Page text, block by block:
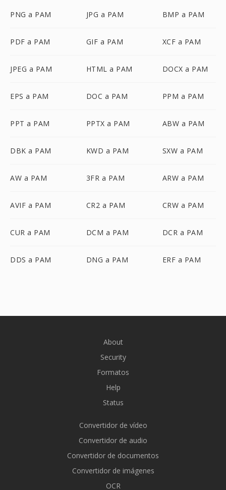
PNG a PAM JPG a PAM BMP a PAM
PDF a PAM GIF a PAM XCF a PAM
JPEG a PAM HTML a PAM DOCX a PAM
EPS a PAM DOC a PAM PPM a PAM
PPT a PAM PPTX a PAM ABW a PAM
DBK a PAM KWD a PAM SXW a PAM
AW a PAM 3FR a PAM ARW a PAM
AVIF a PAM CR2 a PAM CRW a PAM
CUR a PAM DCM a PAM DCR a PAM
DDS a PAM DNG a PAM ERF a PAM
About
Security
Formatos
Help
Status
Convertidor de vídeo
Convertidor de audio
Convertidor de documentos
Convertidor de imágenes
OCR